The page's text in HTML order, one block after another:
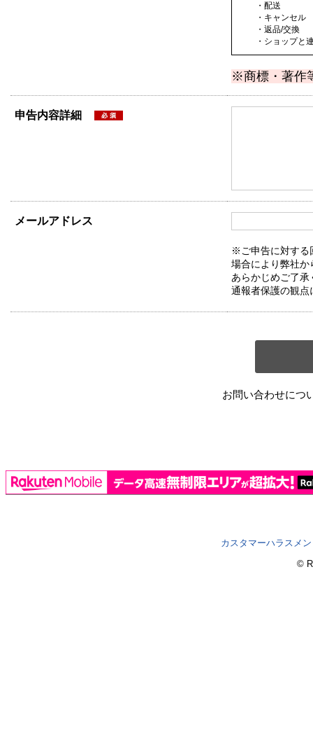
・配送
・キャンセル
・返品/交換
・ショップと連
※商標・著作
申告内容詳細
メールアドレス
※ご申告に対する
場合により弊社か
あらかじめご了承
通報者保護の観点
お問い合わせにつ
カスタマーハラスメ
©